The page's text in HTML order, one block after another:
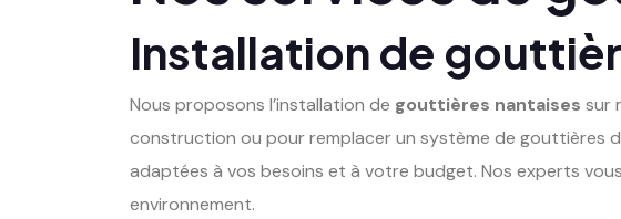
Installation de
Nous proposons l’installation de gouttières nantaises sur
construction ou pour remplacer un système de gouttières
adaptées à vos besoins et à votre budget. Nos experts
environnement.